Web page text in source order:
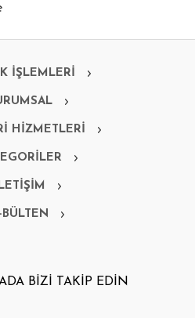
İŞLEMLERİ
HİZMETLERİ
BÜLTEN
BİZİ TAKİP EDİN